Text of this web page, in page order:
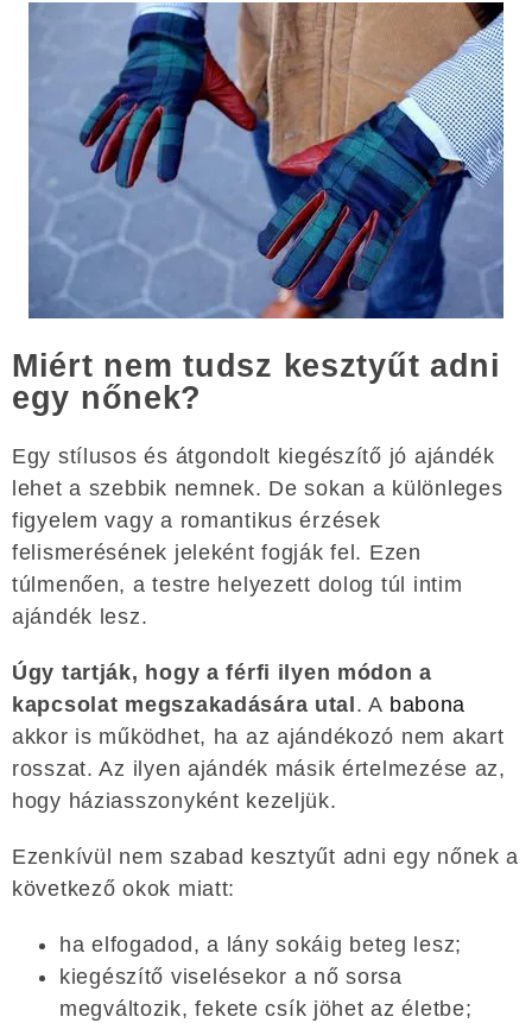
Miért nem tudsz kesztyűt adni
egy nőnek?
Egy stílusos és átgondolt kiegészítő jó ajándék
lehet a szebbik nemnek. De sokan a különleges
figyelem vagy a romantikus érzések
felismerésének jeleként fogják fel. Ezen
túlmenően, a testre helyezett dolog túl intim
ajándék lesz.
Úgy tartják, hogy a férfi ilyen módon a
kapcsolat megszakadására utal . A babona
akkor is működhet, ha az ajándékozó nem akart
rosszat. Az ilyen ajándék másik értelmezése az,
hogy háziasszonyként kezeljük.
Ezenkívül nem szabad kesztyűt adni egy nőnek a
következő okok miatt:
ha elfogadod, a lány sokáig beteg lesz;
kiegészítő viselésekor a nő sorsa
megváltozik, fekete csík jöhet az életbe;